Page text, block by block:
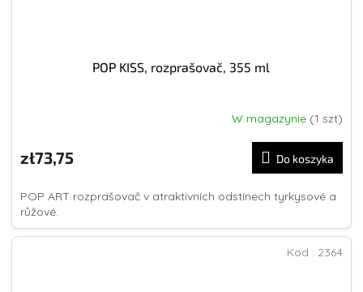
POP KISS, rozprašovač, 355 ml
W magazynie (1 szt)
zł73,75 Do koszyka
POP ART rozprašovač v atraktivních odstínech tyrkysové a
růžové.
Kod : 2364